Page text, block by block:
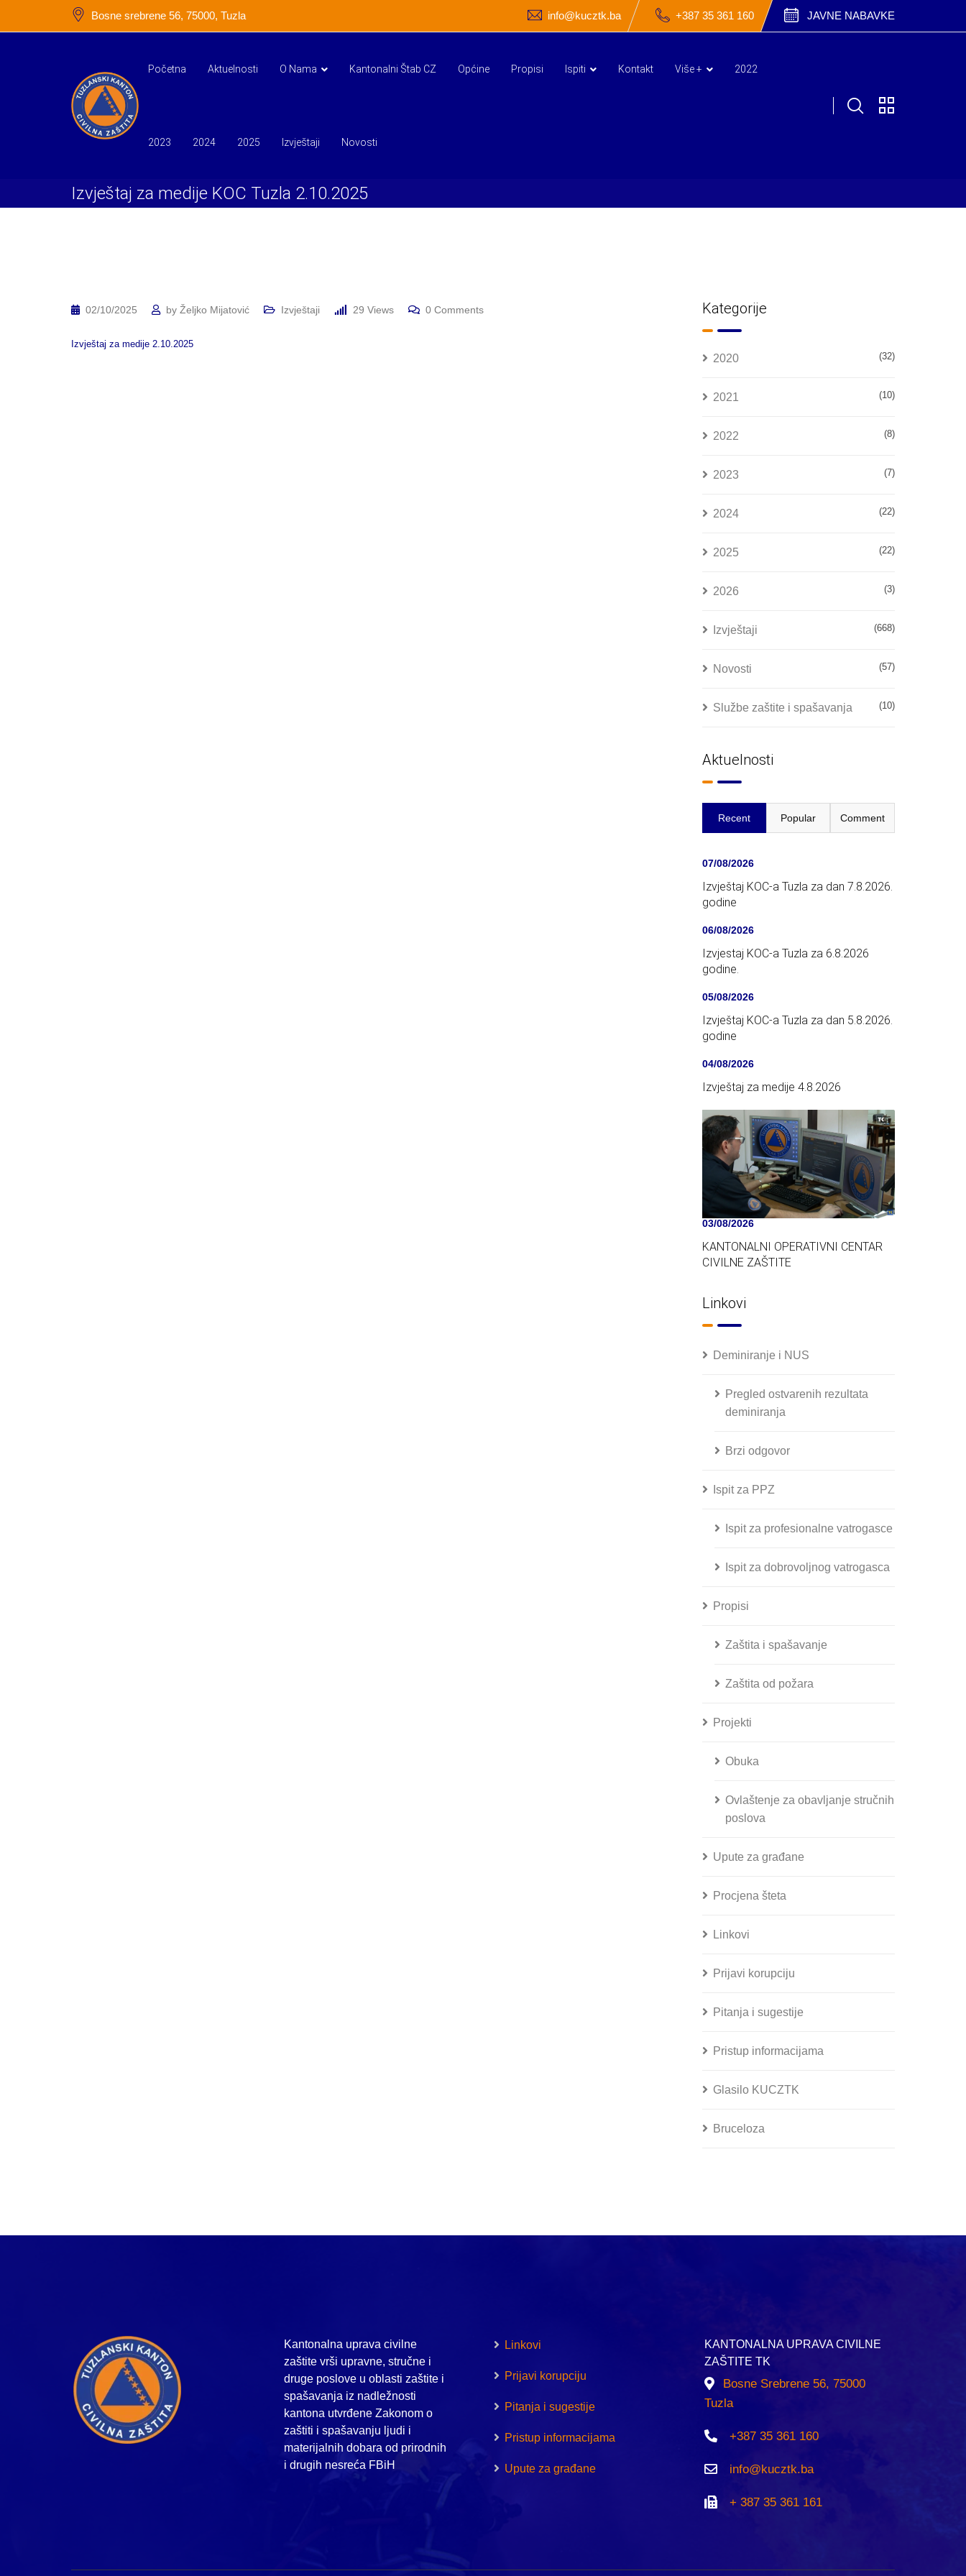
Bosne srebrene 56, 75000, Tuzla info@kucztk.ba +387 35 361 160 JAVNE NABAVKE
Početna Aktuelnosti O Nama Kantonalni Štab CZ Općine Propisi Ispiti Kontakt Više + 2022
2023 2024 2025 Izvještaji Novosti
Izvještaj za medije KOC Tuzla 2.10.2025
02/10/2025 by Željko Mijatović Izvještaji 29 Views 0 Comments
Izvještaj za medije 2.10.2025
Kategorije
2020 (32)
2021 (10)
2022 (8)
2023 (7)
2024 (22)
2025 (22)
2026 (3)
Izvještaji (668)
Novosti (57)
Službe zaštite i spašavanja (10)
Aktuelnosti
Recent Popular Comment
07/08/2026
Izvještaj KOC-a Tuzla za dan 7.8.2026.
godine
06/08/2026
Izvjestaj KOC-a Tuzla za 6.8.2026
godine.
05/08/2026
Izvještaj KOC-a Tuzla za dan 5.8.2026.
godine
04/08/2026
Izvještaj za medije 4.8.2026
03/08/2026
KANTONALNI OPERATIVNI CENTAR
CIVILNE ZAŠTITE
Linkovi
Deminiranje i NUS
Pregled ostvarenih rezultata
deminiranja
Brzi odgovor
Ispit za PPZ
Ispit za profesionalne vatrogasce
Ispit za dobrovoljnog vatrogasca
Propisi
Zaštita i spašavanje
Zaštita od požara
Projekti
Obuka
Ovlaštenje za obavljanje stručnih
poslova
Upute za građane
Procjena šteta
Linkovi
Prijavi korupciju
Pitanja i sugestije
Pristup informacijama
Glasilo KUCZTK
Bruceloza
Kantonalna uprava civilne
zaštite vrši upravne, stručne i
druge poslove u oblasti zaštite i
spašavanja iz nadležnosti
kantona utvrđene Zakonom o
zaštiti i spašavanju ljudi i
materijalnih dobara od prirodnih
i drugih nesreća FBiH
Linkovi
Prijavi korupciju
Pitanja i sugestije
Pristup informacijama
Upute za građane
KANTONALNA UPRAVA CIVILNE
ZAŠTITE TK
Bosne Srebrene 56, 75000
Tuzla
+387 35 361 160
info@kucztk.ba
+ 387 35 361 161